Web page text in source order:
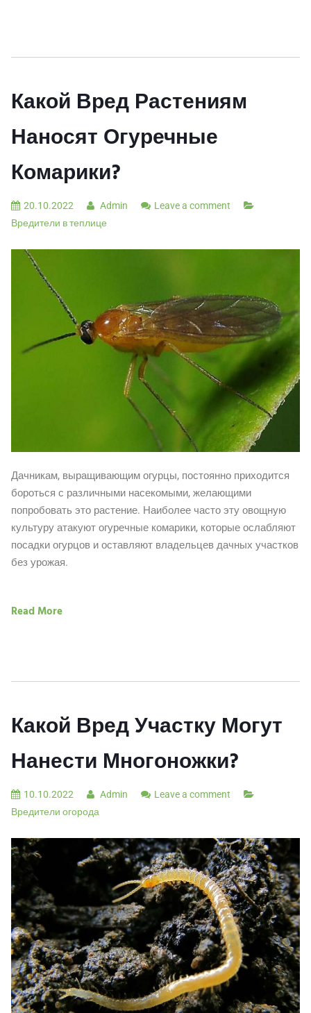
Какой Вред Растениям
Наносят Огуречные
Комарики?
20.10.2022 Admin
Leave a comment
Вредители в теплице
Дачникам, выращивающим огурцы, постоянно приходится
бороться с различными насекомыми, желающими
попробовать это растение. Наиболее часто эту овощную
культуру атакуют огуречные комарики, которые ослабляют
посадки огурцов и оставляют владельцев дачных участков
без урожая.
Read More
Какой Вред Участку Могут
Нанести Многоножки?
10.10.2022 Admin
Leave a comment
Вредители огорода